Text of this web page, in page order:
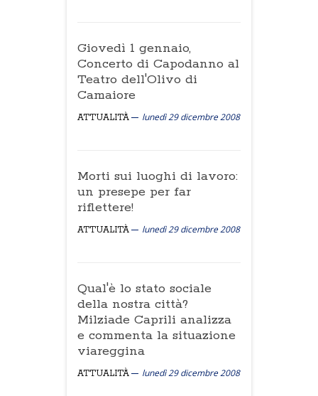
Giovedì 1 gennaio,
Concerto di Capodanno al
Teatro dell'Olivo di
Camaiore
ATTUALITÀ lunedì 29 dicembre 2008
Morti sui luoghi di lavoro:
un presepe per far
riflettere!
ATTUALITÀ lunedì 29 dicembre 2008
Qual'è lo stato sociale
della nostra città?
Milziade Caprili analizza
e commenta la situazione
viareggina
ATTUALITÀ lunedì 29 dicembre 2008